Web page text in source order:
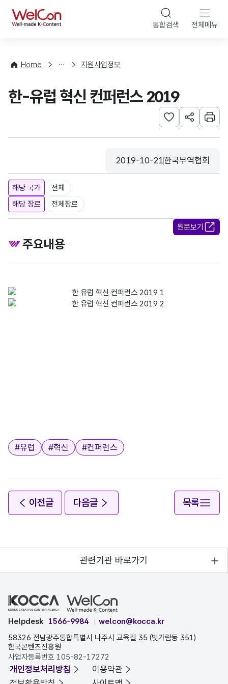
WelCon 통합검색 전체메뉴
Home
사
청
지원사업정보
한-유럽 혁신 컨퍼런스 2019
관심사 등록하기
URL 공유하
인쇄
등록일
2019-10-21
수집기관
한국무역협회
해당 국가
전체
해당 장르
전체장르
원문보기
주요내용
태그
#유럽 #혁신 #컨퍼런스
이전글 다음글 목록
관련기관 바로가기
Helpdesk 1566-9984
welcon@kocca.kr
58326 전남광주통합특별시 나주시 교육길 35 (빛가람동 351)
한국콘텐츠진흥원
사업자등록번호 105-82-17272
개인정보처리방침
이용약관